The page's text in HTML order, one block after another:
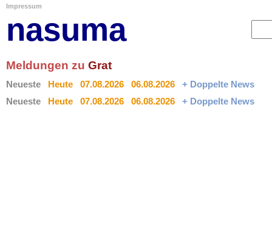
Impressum
nasuma
Meldungen zu Grat
Neueste Heute 07.08.2026 06.08.2026
+ Doppelte News
Neueste
Heute 07.08.2026 06.08.2026 + Doppelte News